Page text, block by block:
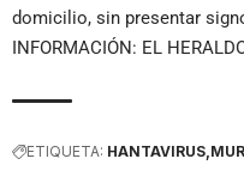
domicilio, sin presentar
INFORMACIÓN: EL
ETIQUETA: HANTAVIRUS